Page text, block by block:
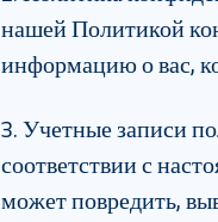
нашей Политикой
информацию о вас,
3. Учетные записи
соответствии с
может повредить,